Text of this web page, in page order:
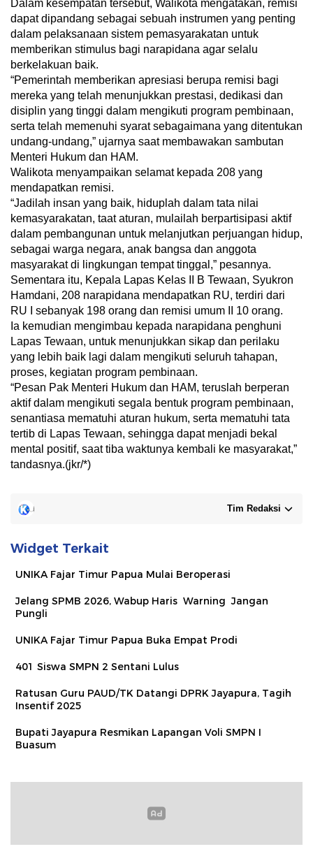
Dalam kesempatan tersebut, Walikota mengatakan, remisi
dapat dipandang sebagai sebuah instrumen yang penting
dalam pelaksanaan sistem pemasyarakatan untuk
memberikan stimulus bagi narapidana agar selalu
berkelakuan baik.
“Pemerintah memberikan apresiasi berupa remisi bagi
mereka yang telah menunjukkan prestasi, dedikasi dan
disiplin yang tinggi dalam mengikuti program pembinaan,
serta telah memenuhi syarat sebagaimana yang ditentukan
undang-undang,” ujarnya saat membawakan sambutan
Menteri Hukum dan HAM.
Walikota menyampaikan selamat kepada 208 yang
mendapatkan remisi.
“Jadilah insan yang baik, hiduplah dalam tata nilai
kemasyarakatan, taat aturan, mulailah berpartisipasi aktif
dalam pembangunan untuk melanjutkan perjuangan hidup,
sebagai warga negara, anak bangsa dan anggota
masyarakat di lingkungan tempat tinggal,” pesannya.
Sementara itu, Kepala Lapas Kelas II B Tewaan, Syukron
Hamdani, 208 narapidana mendapatkan RU, terdiri dari
RU I sebanyak 198 orang dan remisi umum II 10 orang.
Ia kemudian mengimbau kepada narapidana penghuni
Lapas Tewaan, untuk menunjukkan sikap dan perilaku
yang lebih baik lagi dalam mengikuti seluruh tahapan,
proses, kegiatan program pembinaan.
“Pesan Pak Menteri Hukum dan HAM, teruslah berperan
aktif dalam mengikuti segala bentuk program pembinaan,
senantiasa mematuhi aturan hukum, serta mematuhi tata
tertib di Lapas Tewaan, sehingga dapat menjadi bekal
mental positif, saat tiba waktunya kembali ke masyarakat,”
tandasnya.(jkr/*)
Tim Redaksi
Widget Terkait
UNIKA Fajar Timur Papua Mulai Beroperasi
Jelang SPMB 2026, Wabup Haris Warning Jangan
Pungli
UNIKA Fajar Timur Papua Buka Empat Prodi
401 Siswa SMPN 2 Sentani Lulus
Ratusan Guru PAUD/TK Datangi DPRK Jayapura, Tagih
Insentif 2025
Bupati Jayapura Resmikan Lapangan Voli SMPN I
Buasum